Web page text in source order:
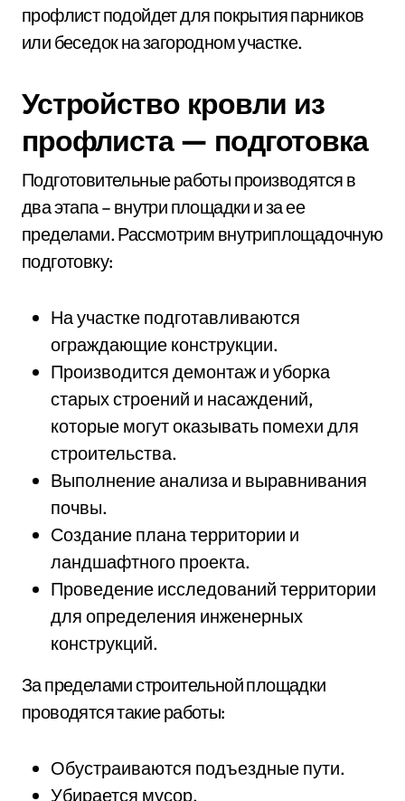
профлист подойдет для покрытия парников
или беседок на загородном участке.
Устройство кровли из
профлиста — подготовка
Подготовительные работы производятся в
два этапа – внутри площадки и за ее
пределами. Рассмотрим внутриплощадочную
подготовку:
На участке подготавливаются
ограждающие конструкции.
Производится демонтаж и уборка
старых строений и насаждений,
которые могут оказывать помехи для
строительства.
Выполнение анализа и выравнивания
почвы.
Создание плана территории и
ландшафтного проекта.
Проведение исследований территории
для определения инженерных
конструкций.
За пределами строительной площадки
проводятся такие работы:
Обустраиваются подъездные пути.
Убирается мусор.